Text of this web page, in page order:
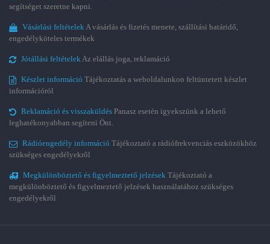
segítséget szeretne kapni.
Vásárlási feltételekA vásárlás és fizetés menete, szállítási határidő,
engedélyköteles termékek
Jótállási feltételekAz elállás joga, reklamáció
Készlet információ Tájékoztatás a weboldalunkon feltüntetett készlet
információról
Reklamáció és visszaküldés Panasz esetén igyekszünk a lehető
leghatékonyabban segíteni Önt.
Rádióengedély információ Tájékoztató a rádiófrekvenciás eszközökhöz
szükséges engedélyekről
Megkülönböztető és figyelmeztető jelzések Tájékoztató a
megkülönböztető és figyelmeztető jelzések használatához szükséges
engedélyekről